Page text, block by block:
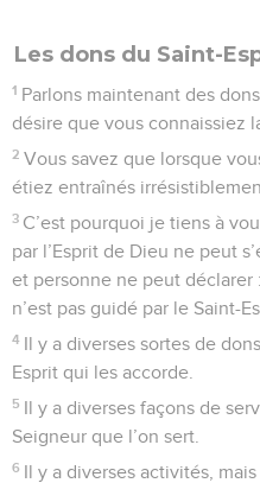
Les dons du Saint-
1 Parlons maintenant des
désire que vous connaissiez
2 Vous savez que lorsque
étiez entraînés
3 C’est pourquoi je tiens à
par l’Esprit de Dieu ne peut
et personne ne peut déclarer
n’est pas guidé par le Saint-
4 Il y a diverses sortes de
Esprit qui les accorde.
5 Il y a diverses façons de
Seigneur que l’on sert.
6 Il y a diverses activités,